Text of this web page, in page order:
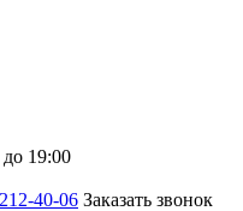
19:00
40-06 Заказать звонок